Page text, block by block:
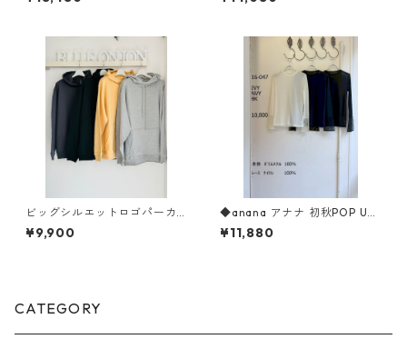
ビッグシルエットロゴパーカ
ー 943711 CASAMUSIK
¥9,900
◆anana アナナ 初秋POP UP
◆ レースカフスチュールプ
ルオーバー 16-047 ANANA
¥11,880
CATEGORY